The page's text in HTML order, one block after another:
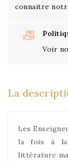
connaitre
Voir
La
Les
la fois à la
littérature